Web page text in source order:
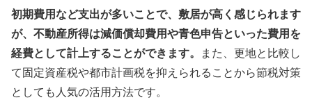
初期費用など支出が多いことで、敷居が高く感じられます
が、不動産所得は減価償却費用や青色申告といった費用を
経費として計上することができます。
また、更地と比較し
て固定資産税や都市計画税を抑えられることから節税対策
としても人気の活用方法です。